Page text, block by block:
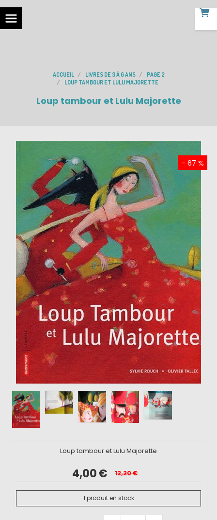
ACCUEIL LIVRES DE 3 À 6 ANS
PAGE 2
LOUP TAMBOUR ET LULU MAJORETTE
Loup tambour et Lulu Majorette
- 67 %
Loup tambour et Lulu Majorette
4,00€ 12,20€
1 produit en stock